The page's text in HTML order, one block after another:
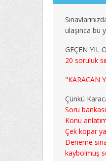
ulaşınca bu
GEÇEN YIL
20 soruluk
"KARACAN
Çünkü
Soru
Konu
Çek kopar
Deneme
kaybolmuş